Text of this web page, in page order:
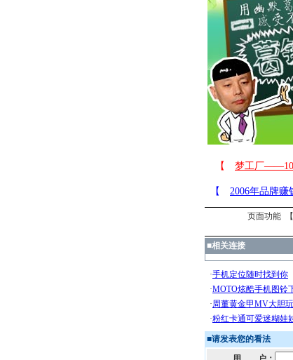
页面功能 【
■相关连接
■请发表您的看法